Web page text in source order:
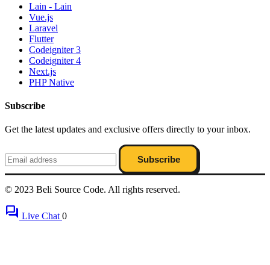
Lain - Lain
Vue.js
Laravel
Flutter
Codeigniter 3
Codeigniter 4
Next.js
PHP Native
Subscribe
Get the latest updates and exclusive offers directly to your inbox.
Subscribe
© 2023 Beli Source Code. All rights reserved.
forum Live Chat 0